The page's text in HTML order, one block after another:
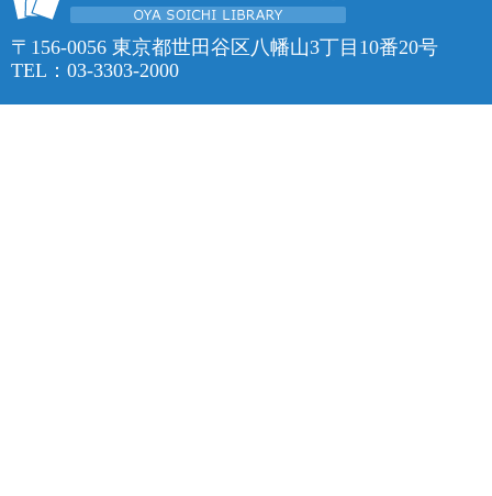
〒156-0056 東京都世田谷区八幡山3丁目10番20号
TEL：03-3303-2000